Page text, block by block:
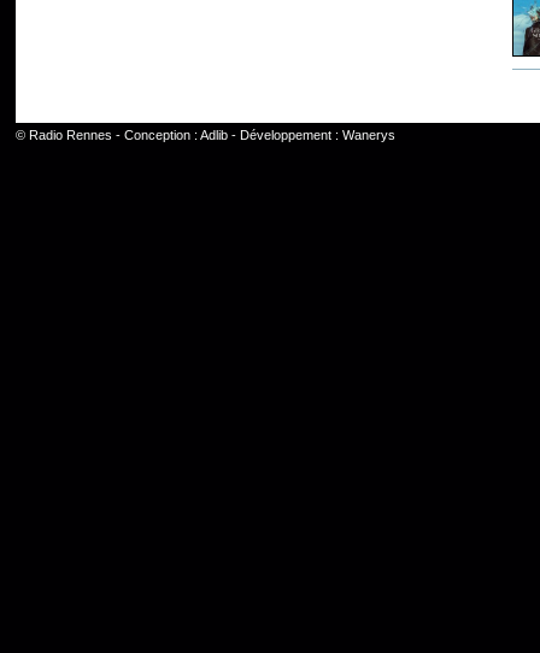
© Radio Rennes - Conception : Adlib- Développement : Wanerys